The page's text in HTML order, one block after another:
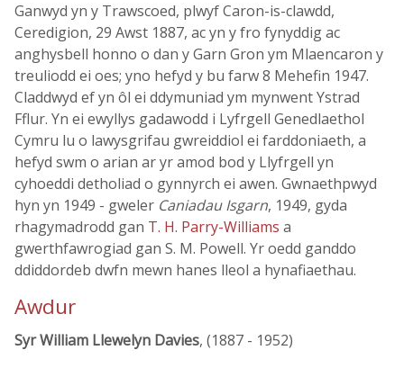
Ganwyd yn y Trawscoed, plwyf Caron-is-clawdd,
Ceredigion, 29 Awst 1887, ac yn y fro fynyddig ac
anghysbell honno o dan y Garn Gron ym Mlaencaron y
treuliodd ei oes; yno hefyd y bu farw 8 Mehefin 1947.
Claddwyd ef yn ôl ei ddymuniad ym mynwent Ystrad
Fflur. Yn ei ewyllys gadawodd i Lyfrgell Genedlaethol
Cymru lu o lawysgrifau gwreiddiol ei farddoniaeth, a
hefyd swm o arian ar yr amod bod y Llyfrgell yn
cyhoeddi detholiad o gynnyrch ei awen. Gwnaethpwyd
hyn yn 1949 - gweler Caniadau Isgarn, 1949, gyda
rhagymadrodd gan T. H. Parry-Williams a
gwerthfawrogiad gan S. M. Powell. Yr oedd ganddo
ddiddordeb dwfn mewn hanes lleol a hynafiaethau.
Awdur
Syr William Llewelyn Davies, (1887 - 1952)